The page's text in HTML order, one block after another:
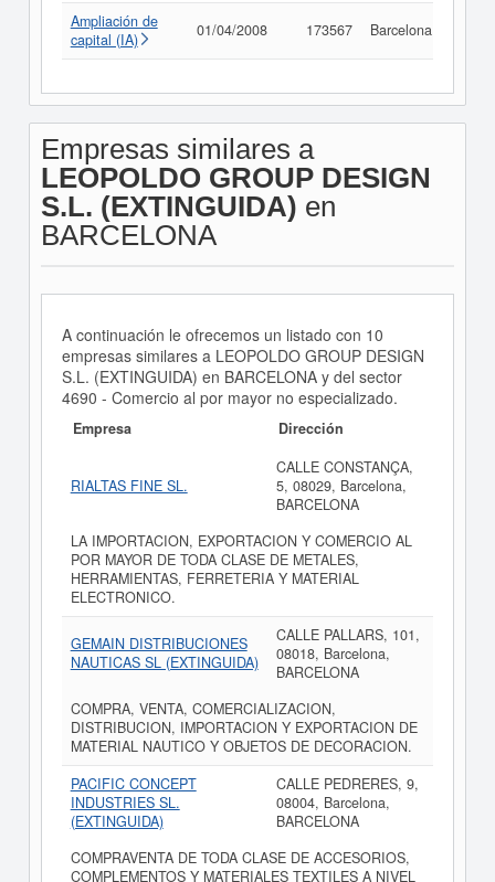
Ampliación de
capital (IA)
01/04/2008 173567 Barcelona
Empresas similares a
LEOPOLDO GROUP DESIGN
S.L. (EXTINGUIDA) en
BARCELONA
A continuación le ofrecemos un listado con 10
empresas similares a LEOPOLDO GROUP DESIGN
S.L. (EXTINGUIDA) en BARCELONA y del sector
4690 - Comercio al por mayor no especializado.
Empresa Dirección
RIALTAS FINE SL.
CALLE CONSTANÇA,
5, 08029, Barcelona,
BARCELONA
LA IMPORTACION, EXPORTACION Y COMERCIO AL
POR MAYOR DE TODA CLASE DE METALES,
HERRAMIENTAS, FERRETERIA Y MATERIAL
ELECTRONICO.
GEMAIN DISTRIBUCIONES
NAUTICAS SL (EXTINGUIDA)
CALLE PALLARS, 101,
08018, Barcelona,
BARCELONA
COMPRA, VENTA, COMERCIALIZACION,
DISTRIBUCION, IMPORTACION Y EXPORTACION DE
MATERIAL NAUTICO Y OBJETOS DE DECORACION.
PACIFIC CONCEPT
INDUSTRIES SL.
(EXTINGUIDA)
CALLE PEDRERES, 9,
08004, Barcelona,
BARCELONA
COMPRAVENTA DE TODA CLASE DE ACCESORIOS,
COMPLEMENTOS Y MATERIALES TEXTILES A NIVEL